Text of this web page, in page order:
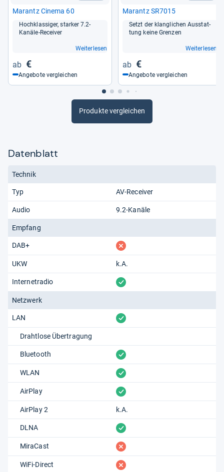
Marantz Cinema 60
Hoch­klas­si­ger, star­ker 7.2-​
Kanäle-​Recei­ver
Weiterlesen
€
Angebote vergleichen
Marantz SR7015
Setzt der klang­li­chen Aus­stat­
tung keine Gren­zen
Weiterlesen
€
Angebote vergleichen
Produkte vergleichen
Datenblatt
Technik
Typ AV-Receiver
Audio 9.2-Kanäle
Empfang
DAB+ fehlt
UKW k.A.
Internetradio vorhanden
Netzwerk
LAN vorhanden
Drahtlose Übertragung
Bluetooth vorhanden
WLAN vorhanden
AirPlay vorhanden
AirPlay 2 k.A.
DLNA vorhanden
MiraCast fehlt
WiFi-Direct fehlt